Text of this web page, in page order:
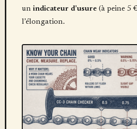
un indicateur d’usure(à peine 5
l’élongation.